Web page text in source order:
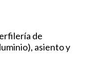
de
asiento y